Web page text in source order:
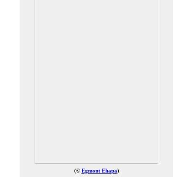
(© Egmont Ehapa)